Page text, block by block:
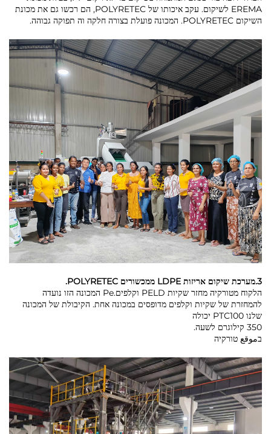
EREMA לשיקום. עקב איכותו של POLYRETEC, הם רכשו גם את מכונת
השיקום POLYRETEC. המכונה פועלת בצורה חלקה וה תפוקה גבוהה.
3.מערכת שיקום אריזות LDPE ממכשורים POLYRETEC.
הלקוח מטורקיה מחזר שקיות PELD וקלפים.Pe המכונה הזו נועדה
להמחזרת של שקיות וקלפים מדופסים במכונה אחת. הקיבולת של המכונה
שלנו PTC100 יכולה
350 קילוגרם לשעה.
בموقع טורקיה